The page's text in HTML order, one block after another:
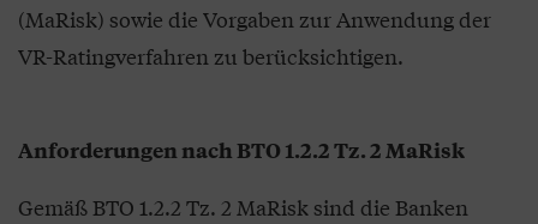
(MaRisk) sowie die Vorgaben zur Anwendung der
VR-Ratingverfahren zu berücksichtigen.
Anforderungen nach BTO 1.2.2 Tz. 2 MaRisk
Gemäß BTO 1.2.2 Tz. 2 MaRisk sind die Banken